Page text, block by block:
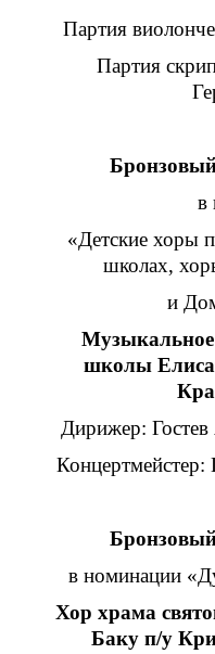
Партия
Партия
в
«Детские хоры
школах,
и
Музыкальное
школы
Дирижер:
в номинации
Хор храма
Баку п/у